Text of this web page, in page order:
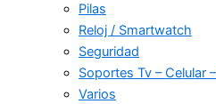
Pilas
Reloj / Smartwatch
Seguridad
Soportes Tv – Celular
Varios